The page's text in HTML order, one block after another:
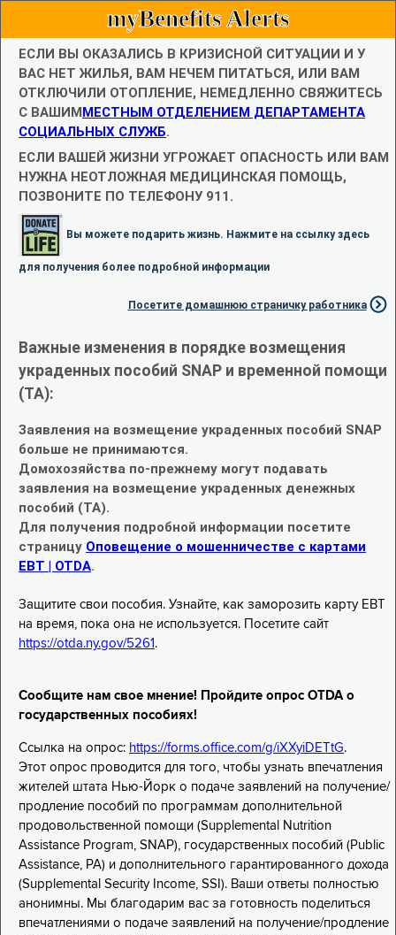
myBenefits Alerts
ЕСЛИ ВЫ ОКАЗАЛИСЬ В КРИЗИСНОЙ СИТУАЦИИ И У
ВАС НЕТ ЖИЛЬЯ, ВАМ НЕЧЕМ ПИТАТЬСЯ, ИЛИ ВАМ
ОТКЛЮЧИЛИ ОТОПЛЕНИЕ, НЕМЕДЛЕННО СВЯЖИТЕСЬ
С ВАШИММЕСТНЫМ ОТДЕЛЕНИЕМ ДЕПАРТАМЕНТА
СОЦИАЛЬНЫХ СЛУЖБ.
ЕСЛИ ВАШЕЙ ЖИЗНИ УГРОЖАЕТ ОПАСНОСТЬ ИЛИ ВАМ
НУЖНА НЕОТЛОЖНАЯ МЕДИЦИНСКАЯ ПОМОЩЬ,
ПОЗВОНИТЕ ПО ТЕЛЕФОНУ 911.
Вы можете подарить жизнь. Нажмите на ссылку здесь
для получения более подробной информации
Посетите домашнюю страничку работника
Важные изменения в порядке возмещения
украденных пособий SNAP и временной помощи
(TA):
Заявления на возмещение украденных пособий SNAP
больше не принимаются.
Домохозяйства по-прежнему могут подавать
заявления на возмещение украденных денежных
пособий (TA).
Для получения подробной информации посетите
страницу Оповещение о мошенничестве с картами
EBT | OTDA.
Защитите свои пособия. Узнайте, как заморозить карту EBT
на время, пока она не используется. Посетите сайт
https://otda.ny.gov/5261 .
Сообщите нам свое мнение! Пройдите опрос OTDA о
государственных пособиях!
Ссылка на опрос: https://forms.office.com/g/iXXyiDETtG.
Этот опрос проводится для того, чтобы узнать впечатления
жителей штата Нью-Йорк о подаче заявлений на получение/
продление пособий по программам дополнительной
продовольственной помощи (Supplemental Nutrition
Assistance Program, SNAP), государственных пособий (Public
Assistance, PA) и дополнительного гарантированного дохода
(Supplemental Security Income, SSI). Ваши ответы полностью
анонимны. Мы благодарим вас за готовность поделиться
впечатлениями о подаче заявлений на получение/продление